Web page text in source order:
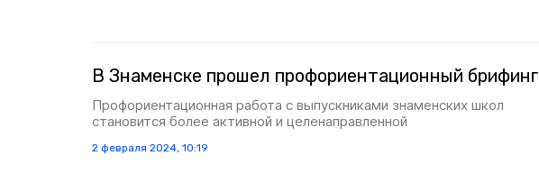
В Знаменске прошел профориентационный брифинг
Профориентационная работа с выпускниками знаменских школ
становится более активной и целенаправленной
2 февраля 2024, 10:19